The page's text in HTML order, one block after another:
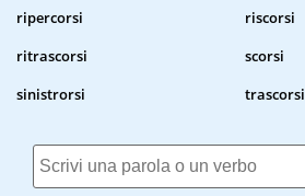
ripercorsi
riscorsi
ritrascorsi
scorsi
sinistrorsi
trascorsi